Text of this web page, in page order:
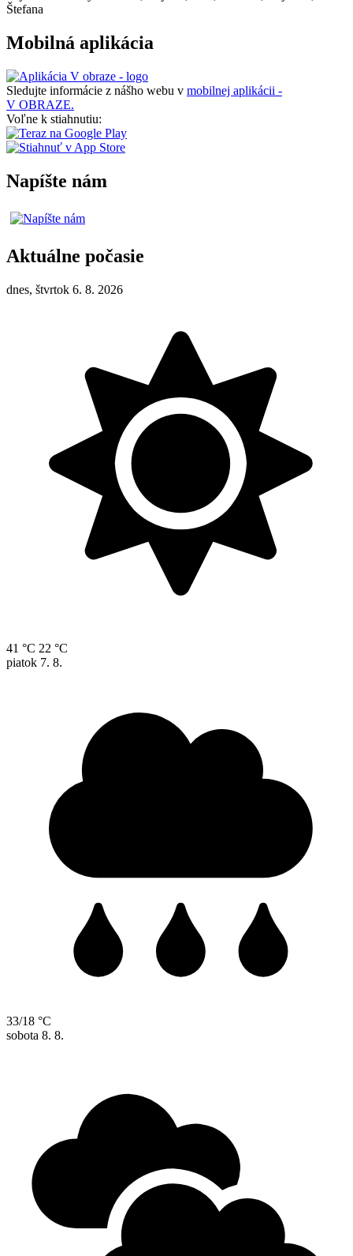
Štefana
Mobilná aplikácia
Sledujte informácie z nášho webu v mobilnej aplikácii -
V OBRAZE.
Voľne k stiahnutiu:
Napíšte nám
Aktuálne počasie
dnes, štvrtok 6. 8. 2026
41 °C 22 °C
piatok 7. 8.
33/18 °C
sobota 8. 8.